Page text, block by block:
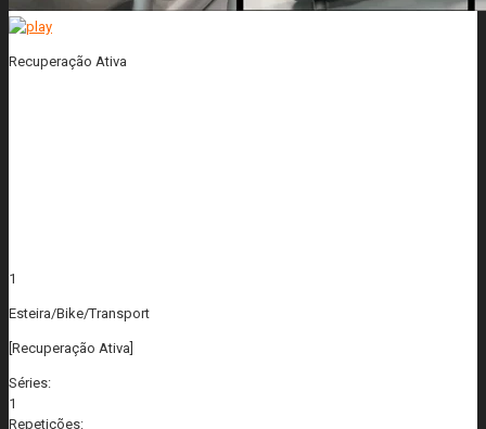
Recuperação Ativa
1
Esteira/Bike/Transport
[Recuperação Ativa]
Séries:
1
Repetições: